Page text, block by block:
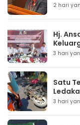
2 hari
Hj.
3 hari
Satu
3 hari